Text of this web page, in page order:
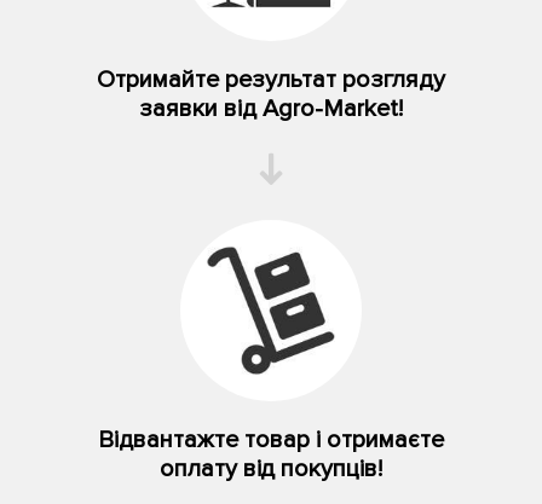
Отримайте результат розгляду
заявки від Agro-Market!
Відвантажте товар і отримаєте
оплату від покупців!